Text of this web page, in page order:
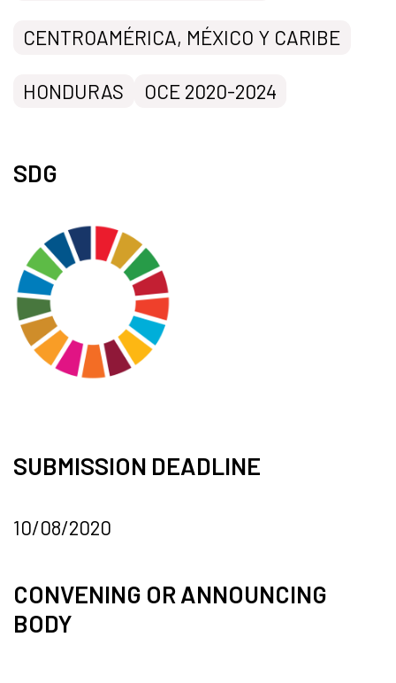
CENTROAMÉRICA, MÉXICO Y CARIBE
HONDURAS OCE 2020-2024
SDG
SUBMISSION DEADLINE
10/08/2020
CONVENING OR ANNOUNCING
BODY